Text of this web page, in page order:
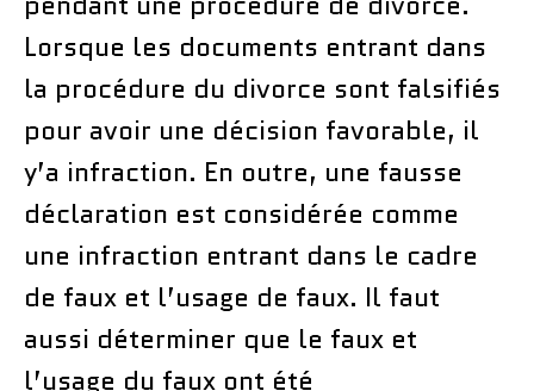
Lorsque les documents entrant dans
la procédure du divorce sont falsifiés
pour avoir une décision favorable, il
y’a infraction. En outre, une fausse
déclaration est considérée comme
une infraction entrant dans le cadre
de faux et l’usage de faux. Il faut
aussi déterminer que le faux et
l’usage du faux ont été